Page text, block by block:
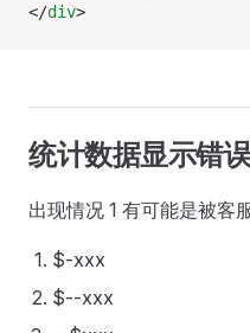
</div>
统计数据显示错
出现情况 1 有可能是被客
$-xxx
$--xxx